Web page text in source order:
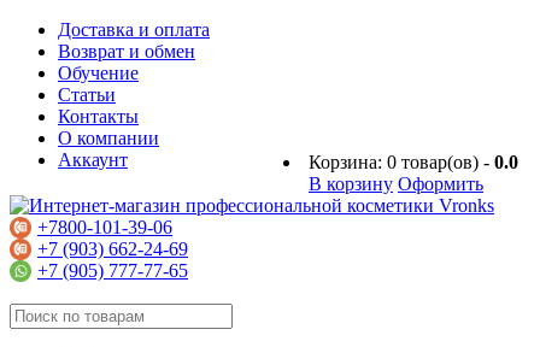
Доставка и оплата
Возврат и обмен
Обучение
Статьи
Контакты
О компании
Корзина: 0 товар(ов) - 0.0
В корзину Оформить
Аккаунт
+7800-101-39-06
+7 (903) 662-24-69
+7 (905) 777-77-65